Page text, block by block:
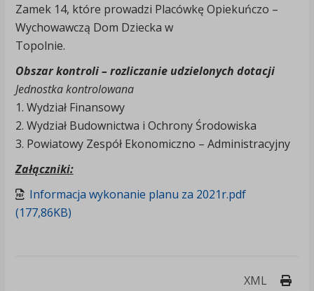
Zamek 14, które prowadzi Placówkę Opiekuńczo –
Wychowawczą Dom Dziecka w
Topolnie.
Obszar kontroli – rozliczanie udzielonych dotacji
Jednostka kontrolowana
1. Wydział Finansowy
2. Wydział Budownictwa i Ochrony Środowiska
3. Powiatowy Zespół Ekonomiczno – Administracyjny
Załączniki:
Informacja wykonanie planu za 2021r.pdf
(177,86KB)
XML